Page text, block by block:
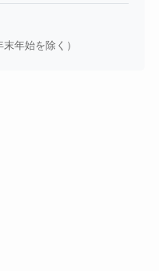
年始を除く）